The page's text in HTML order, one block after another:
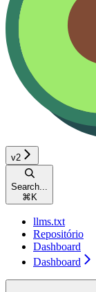
v2
Search...
⌘ K
llms.txt
Repositório
Dashboard
Dashboard